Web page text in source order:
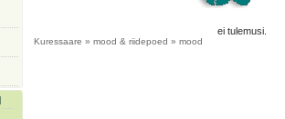
ei tulemusi.
Kuressaare » mood & riidepoed » mood